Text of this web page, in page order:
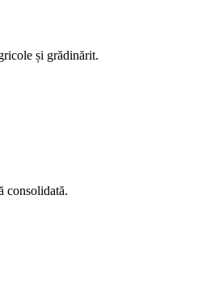
și grădinărit.
consolidată.